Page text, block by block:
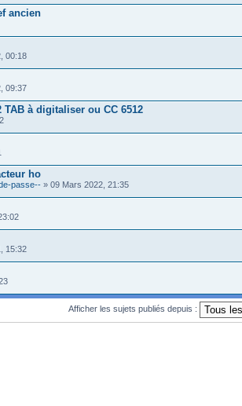
ancien
00:18
09:37
TAB à digitaliser ou CC 6512
ho
passe-- » 09 Mars 2022, 21:35
15:32
Afficher les sujets publiés depuis :